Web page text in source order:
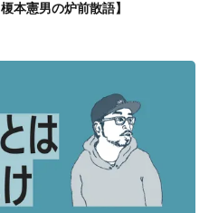
本憲男の炉前散語】